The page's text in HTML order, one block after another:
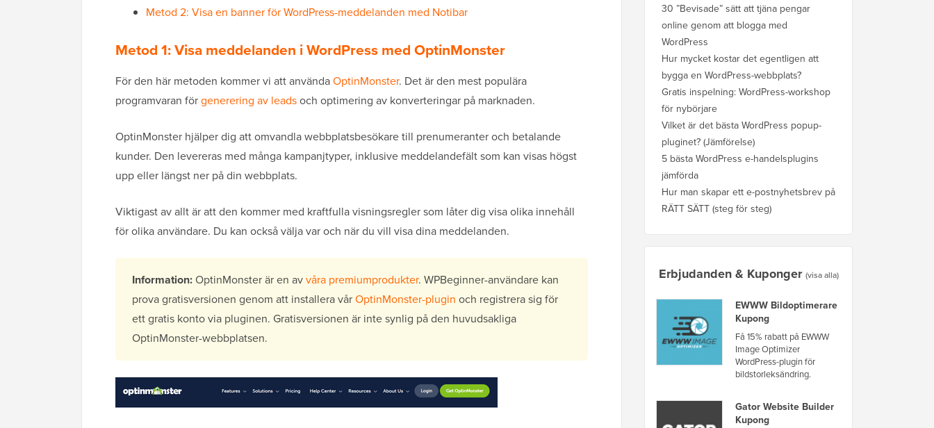
Metod 2: Visa en banner för WordPress-meddelanden med Notibar
Metod 1: Visa meddelanden i WordPress med OptinMonster
För den här metoden kommer vi att användaOptinMonster. Det är den mest populära
programvaran förgenerering av leadsoch optimering av konverteringar på marknaden.
OptinMonster hjälper dig att omvandla webbplatsbesökare till prenumeranter och betalande
kunder. Den levereras med många kampanjtyper, inklusive meddelandefält som kan visas högst
upp eller längst ner på din webbplats.
Viktigast av allt är att den kommer med kraftfulla visningsregler som låter dig visa olika innehåll
för olika användare. Du kan också välja var och när du vill visa dina meddelanden.
Information:OptinMonster är en avvåra premiumprodukter. WPBeginner-användare kan
prova gratisversionen genom att installera vårOptinMonster-plugin och registrera sig för
ett gratis konto via pluginen. Gratisversionen är inte synlig på den huvudsakliga
OptinMonster-webbplatsen.
30 ”Bevisade” sätt att tjäna pengar
online genom att blogga med
WordPress
Hur mycket kostar det egentligen att
bygga en WordPress-webbplats?
Gratis inspelning: WordPress-workshop
för nybörjare
Vilket är det bästa WordPress popup-
pluginet? (Jämförelse)
5 bästa WordPress e-handelsplugins
jämförda
Hur man skapar ett e-postnyhetsbrev på
RÄTT SÄTT (steg för steg)
Erbjudanden & Kuponger (visa alla)
EWWW Bildoptimerare
Kupong
Få 15% rabatt på EWWW
Image Optimizer
WordPress-plugin för
bildstorleksändring.
Gator Website Builder
Kupong